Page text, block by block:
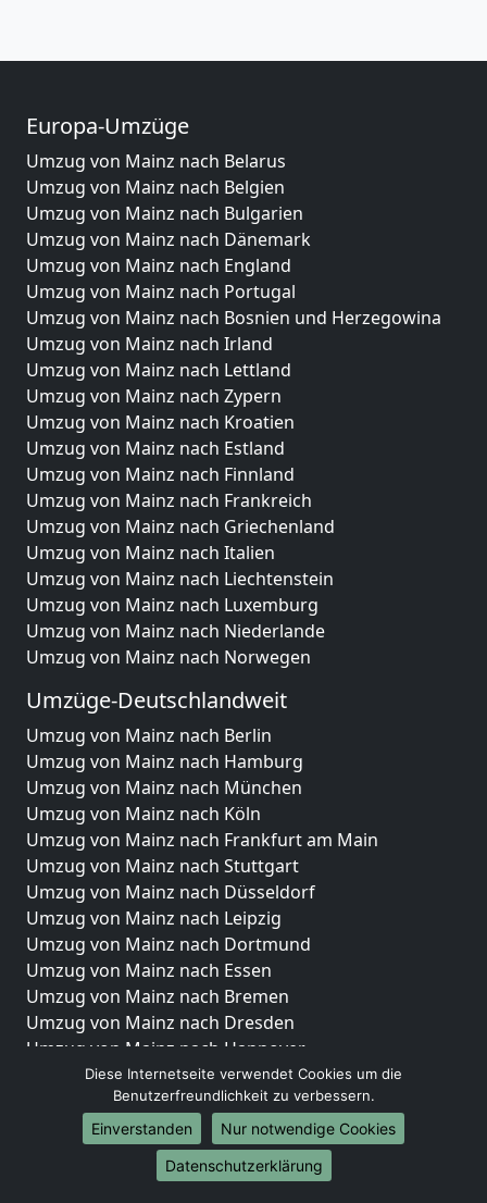
Europa-Umzüge
Umzug von Mainz nach Belarus
Umzug von Mainz nach Belgien
Umzug von Mainz nach Bulgarien
Umzug von Mainz nach Dänemark
Umzug von Mainz nach England
Umzug von Mainz nach Portugal
Umzug von Mainz nach Bosnien und Herzegowina
Umzug von Mainz nach Irland
Umzug von Mainz nach Lettland
Umzug von Mainz nach Zypern
Umzug von Mainz nach Kroatien
Umzug von Mainz nach Estland
Umzug von Mainz nach Finnland
Umzug von Mainz nach Frankreich
Umzug von Mainz nach Griechenland
Umzug von Mainz nach Italien
Umzug von Mainz nach Liechtenstein
Umzug von Mainz nach Luxemburg
Umzug von Mainz nach Niederlande
Umzug von Mainz nach Norwegen
Umzüge-Deutschlandweit
Umzug von Mainz nach Berlin
Umzug von Mainz nach Hamburg
Umzug von Mainz nach München
Umzug von Mainz nach Köln
Umzug von Mainz nach Frankfurt am Main
Umzug von Mainz nach Stuttgart
Umzug von Mainz nach Düsseldorf
Umzug von Mainz nach Leipzig
Umzug von Mainz nach Dortmund
Umzug von Mainz nach Essen
Umzug von Mainz nach Bremen
Umzug von Mainz nach Dresden
Umzug von Mainz nach Hannover
Umzug von Mainz nach Nürnberg
Umzug von Mainz nach Duisburg
Umzug von Mainz nach Bochum
Umzug von Mainz nach Wuppertal
Umzug von Mainz nach Bielefeld
Diese Internetseite verwendet Cookies um die
Benutzerfreundlichkeit zu verbessern.
Einverstanden
Nur notwendige Cookies
Datenschutzerklärung